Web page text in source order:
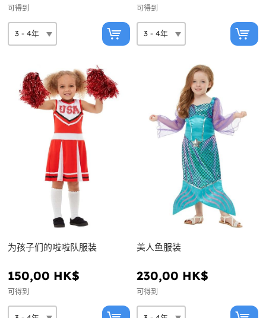
可得到 可得到
为孩子们的啦啦队服装
150,00 HK$
可得到
美人鱼服装
230,00 HK$
可得到